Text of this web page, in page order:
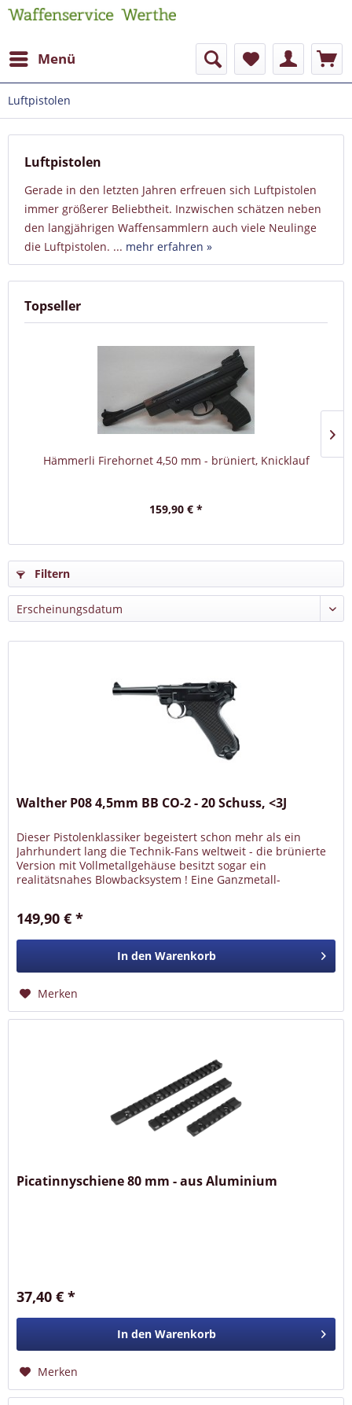
Menü
Luftpistolen
Luftpistolen
Gerade in den letzten Jahren erfreuen sich Luftpistolen
immer größerer Beliebtheit. Inzwischen schätzen neben
den langjährigen Waffensammlern auch viele Neulinge
die Luftpistolen. ... mehr erfahren »
Topseller
Hämmerli Firehornet 4,50 mm - brüniert, Knicklauf
159,90 € *
Filtern
Walther P08 4,5mm BB CO-2 - 20 Schuss, <3J
Dieser Pistolenklassiker begeistert schon mehr als ein
Jahrhundert lang die Technik-Fans weltweit - die brünierte
Version mit Vollmetallgehäuse besitzt sogar ein
realitätsnahes Blowbacksystem ! Eine Ganzmetall-
149,90 € *
In den Warenkorb
Merken
Picatinnyschiene 80 mm - aus Aluminium
37,40 € *
In den Warenkorb
Merken